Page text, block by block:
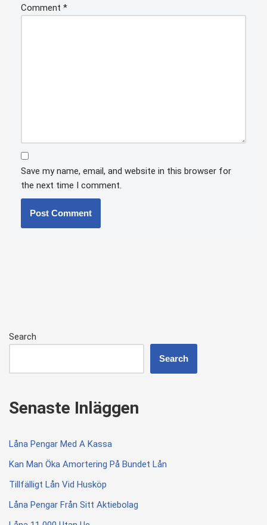
Comment *
Save my name, email, and website in this browser for
the next time I comment.
Search
Search
Senaste Inläggen
Låna Pengar Med A Kassa
Kan Man Öka Amortering På Bundet Lån
Tillfälligt Lån Vid Husköp
Låna Pengar Från Sitt Aktiebolag